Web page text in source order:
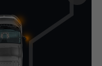
que o obstáculo se
obstáculo estiver fora